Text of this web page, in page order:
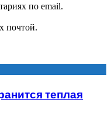
по email.
почтой.
теплая